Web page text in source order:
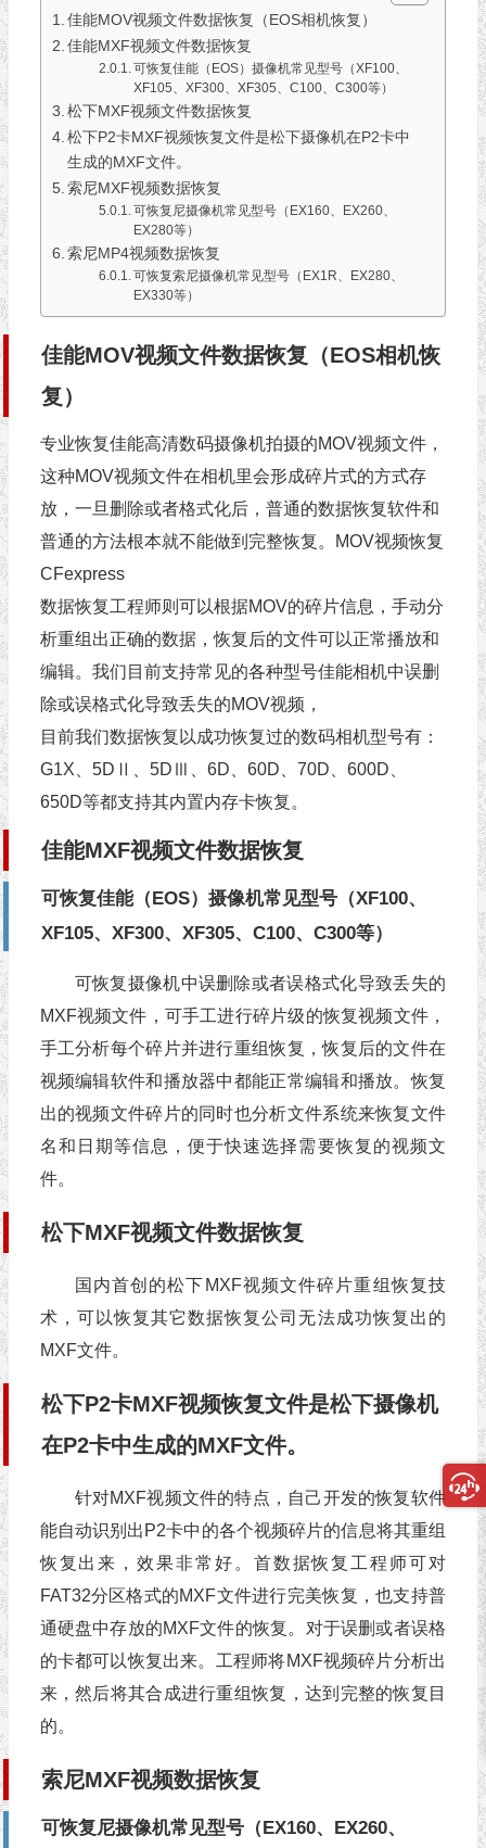
佳能MOV视频文件数据恢复（EOS相机恢复）
佳能MXF视频文件数据恢复
可恢复佳能（EOS）摄像机常见型号（XF100、
XF105、XF300、XF305、C100、C300等）
松下MXF视频文件数据恢复
松下P2卡MXF视频恢复文件是松下摄像机在P2卡中
生成的MXF文件。
索尼MXF视频数据恢复
可恢复尼摄像机常见型号（EX160、EX260、
EX280等）
索尼MP4视频数据恢复
可恢复索尼摄像机常见型号（EX1R、EX280、
EX330等）
佳能MOV视频文件数据恢复（EOS相机恢
复）
专业恢复佳能高清数码摄像机拍摄的MOV视频文件，
这种MOV视频文件在相机里会形成碎片式的方式存
放，一旦删除或者格式化后，普通的数据恢复软件和
普通的方法根本就不能做到完整恢复。MOV视频恢复
CFexpress
数据恢复工程师则可以根据MOV的碎片信息，手动分
析重组出正确的数据，恢复后的文件可以正常播放和
编辑。我们目前支持常见的各种型号佳能相机中误删
除或误格式化导致丢失的MOV视频，
目前我们数据恢复以成功恢复过的数码相机型号有：
G1X、5DⅡ、5DⅢ、6D、60D、70D、600D、
650D等都支持其内置内存卡恢复。
佳能MXF视频文件数据恢复
可恢复佳能（EOS）摄像机常见型号（XF100、
XF105、XF300、XF305、C100、C300等）
可恢复摄像机中误删除或者误格式化导致丢失的
MXF视频文件，可手工进行碎片级的恢复视频文件，
手工分析每个碎片并进行重组恢复，恢复后的文件在
视频编辑软件和播放器中都能正常编辑和播放。恢复
出的视频文件碎片的同时也分析文件系统来恢复文件
名和日期等信息，便于快速选择需要恢复的视频文
件。
松下MXF视频文件数据恢复
国内首创的松下MXF视频文件碎片重组恢复技
术，可以恢复其它数据恢复公司无法成功恢复出的
MXF文件。
松下P2卡MXF视频恢复文件是松下摄像机
在P2卡中生成的MXF文件。
针对MXF视频文件的特点，自己开发的恢复软件
能自动识别出P2卡中的各个视频碎片的信息将其重组
恢复出来，效果非常好。首数据恢复工程师可对
FAT32分区格式的MXF文件进行完美恢复，也支持普
通硬盘中存放的MXF文件的恢复。对于误删或者误格
的卡都可以恢复出来。工程师将MXF视频碎片分析出
来，然后将其合成进行重组恢复，达到完整的恢复目
的。
索尼MXF视频数据恢复
可恢复尼摄像机常见型号（EX160、EX260、